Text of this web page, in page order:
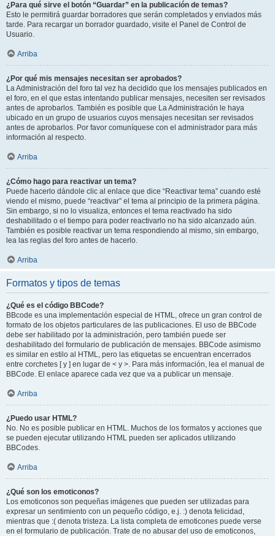
¿Para qué sirve el botón “Guardar” en la publicación de temas?
Esto le permitirá guardar borradores que serán completados y enviados más
tarde. Para recargar un borrador guardado, visite el Panel de Control de
Usuario.
Arriba
¿Por qué mis mensajes necesitan ser aprobados?
La Administración del foro tal vez ha decidido que los mensajes publicados en
el foro, en el que estas intentando publicar mensajes, necesiten ser revisados
antes de aprobarlos. También es posible que La Administración le haya
ubicado en un grupo de usuarios cuyos mensajes necesitan ser revisados
antes de aprobarlos. Por favor comuníquese con el administrador para más
información al respecto.
Arriba
¿Cómo hago para reactivar un tema?
Puede hacerlo dándole clic al enlace que dice “Reactivar tema” cuando esté
viendo el mismo, puede “reactivar” el tema al principio de la primera página.
Sin embargo, si no lo visualiza, entonces el tema reactivado ha sido
deshabilitado o el tiempo para poder reactivarlo no ha sido alcanzado aún.
También es posible reactivar un tema respondiendo al mismo, sin embargo,
lea las reglas del foro antes de hacerlo.
Arriba
Formatos y tipos de temas
¿Qué es el código BBCode?
BBcode es una implementación especial de HTML, ofrece un gran control de
formato de los objetos particulares de las publicaciones. El uso de BBCode
debe ser habilitado por la administración, pero también puede ser
deshabilitado del formulario de publicación de mensajes. BBCode asimismo
es similar en estilo al HTML, pero las etiquetas se encuentran encerrados
entre corchetes [ y ] en lugar de < y >. Para más información, lea el manual de
BBCode. El enlace aparece cada vez que va a publicar un mensaje.
Arriba
¿Puedo usar HTML?
No. No es posible publicar en HTML. Muchos de los formatos y acciones que
se pueden ejecutar utilizando HTML pueden ser aplicados utilizando
BBCodes.
Arriba
¿Qué son los emoticonos?
Los emoticonos son pequeñas imágenes que pueden ser utilizadas para
expresar un sentimiento con un pequeño código, e.j. :) denota felicidad,
mientras que :( denota tristeza. La lista completa de emoticones puede verse
en el formulario de publicación. Trate de no abusar del uso de emoticonos,